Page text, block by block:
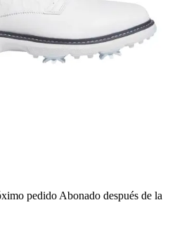
pedido Abonado después de la